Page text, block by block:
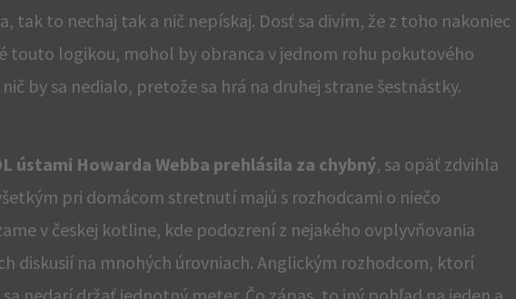
tak to nechaj tak a nič nepískaj. Dosť sa divím, že z toho nakoniec
touto logikou, mohol by obranca v jednom rohu pokutového
by sa nedialo, pretože sa hrá na druhej strane šestnástky.
ústami Howarda Webba prehlásila za chybný, sa opäť zdvihla
pri domácom stretnutí majú s rozhodcami o niečo
v českej kotline, kde podozrení z nejakého ovplyvňovania
na mnohých úrovniach. Anglickým rozhodcom, ktorí